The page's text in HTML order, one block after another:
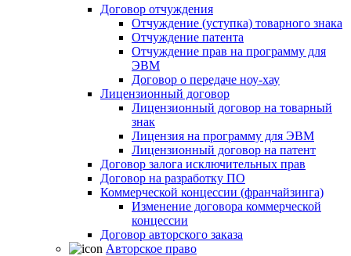
Договор отчуждения
Отчуждение (уступка) товарного знака
Отчуждение патента
Отчуждение прав на программу для
ЭВМ
Договор о передаче ноу-хау
Лицензионный договор
Лицензионный договор на товарный
знак
Лицензия на программу для ЭВМ
Лицензионный договор на патент
Договор залога исключительных прав
Договор на разработку ПО
Коммерческой концессии (франчайзинга)
Изменение договора коммерческой
концессии
Договор авторского заказа
Авторское право